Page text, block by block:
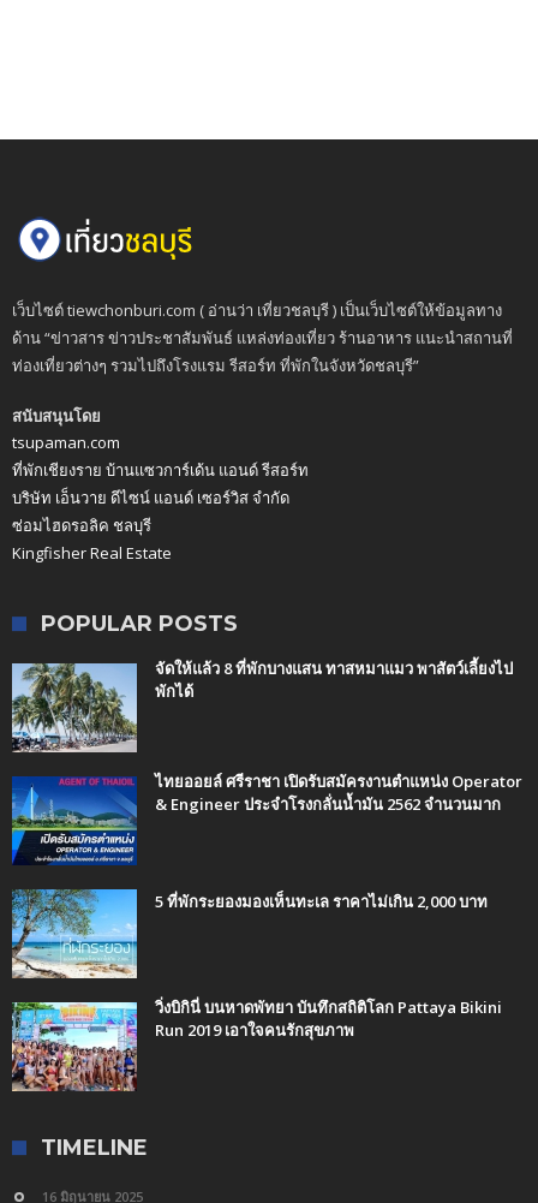
เว็บไซต์ tiewchonburi.com ( อ่านว่า เที่ยวชลบุรี ) เป็นเว็บไซต์ให้ข้อมูลทาง
ด้าน “ข่าวสาร ข่าวประชาสัมพันธ์ แหล่งท่องเที่ยว ร้านอาหาร แนะนำสถานที่
ท่องเที่ยวต่างๆ รวมไปถึงโรงแรม รีสอร์ท ที่พักในจังหวัดชลบุรี”
สนับสนุนโดย
tsupaman.com
ที่พักเชียงราย บ้านแซวการ์เด้น แอนด์ รีสอร์ท
บริษัท เอ็นวาย ดีไซน์ แอนด์ เซอร์วิส จำกัด
ซ่อมไฮดรอลิค ชลบุรี
Kingfisher Real Estate
POPULAR POSTS
จัดให้แล้ว 8 ที่พักบางแสน ทาสหมาแมว พาสัตว์เลี้ยงไป
พักได้
ไทยออยล์ ศรีราชา เปิดรับสมัครงานตำแหน่ง Operator
& Engineer ประจำโรงกลั่นน้ำมัน 2562 จำนวนมาก
5 ที่พักระยองมองเห็นทะเล ราคาไม่เกิน 2,000 บาท
วิ่งบิกินี่ บนหาดพัทยา บันทึกสถิติโลก Pattaya Bikini
Run 2019 เอาใจคนรักสุขภาพ
TIMELINE
16 มิถุนายน 2025